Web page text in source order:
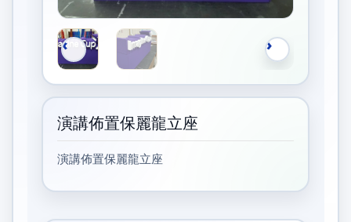
演講佈置保麗龍立座
演講佈置保麗龍立座